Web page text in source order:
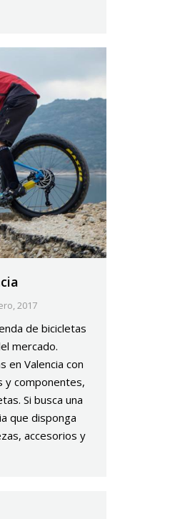
2017
de bicicletas
mercado.
en Valencia con
y componentes,
Si busca una
que disponga
accesorios y